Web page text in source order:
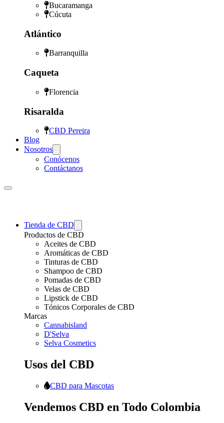
Bucaramanga
Cúcuta
Atlántico
Barranquilla
Caqueta
Florencia
Risaralda
CBD Pereira
Blog
Nosotros
Conócenos
Contáctanos
Tienda de CBD
Productos de CBD
Aceites de CBD
Aromáticas de CBD
Tinturas de CBD
Shampoo de CBD
Pomadas de CBD
Velas de CBD
Lipstick de CBD
Tónicos Corporales de CBD
Marcas
Cannabisland
D'Selva
Selva Cosmetics
Usos del CBD
CBD para Mascotas
Vendemos CBD en Todo Colombia